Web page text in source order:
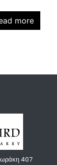
more
407